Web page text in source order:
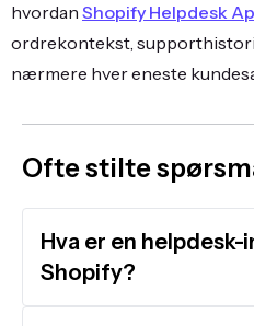
hvordan Shopify Helpdesk
ordrekontekst,
nærmere hver eneste
Ofte stilte
Hva er en
Shopify?